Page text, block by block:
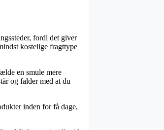
fordi det giver
kostelige fragttype
en smule mere
og falder med at du
inden for få dage,